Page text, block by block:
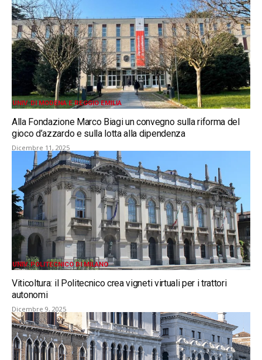
UNIV. DI MODENA E REGGIO EMILIA
Alla Fondazione Marco Biagi un convegno sulla riforma del
gioco d’azzardo e sulla lotta alla dipendenza
Dicembre 11, 2025
UNIV. POLITECNICO DI MILANO
Viticoltura: il Politecnico crea vigneti virtuali per i trattori
autonomi
Dicembre 9, 2025